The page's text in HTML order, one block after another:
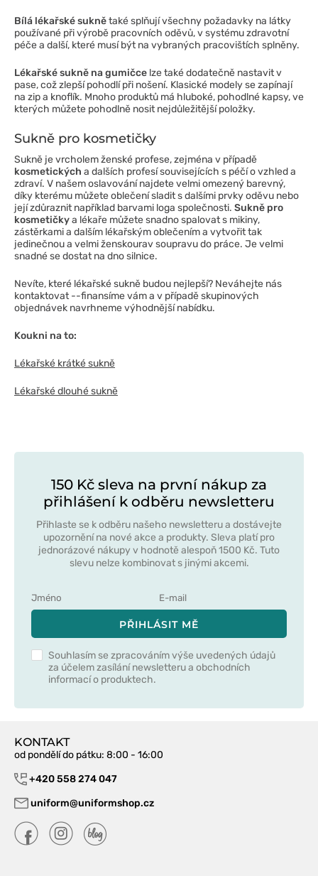
Bílá lékařské suknětaké splňují všechny požadavky na látky
používané při výrobě pracovních oděvů, v systému zdravotní
péče a další, které musí být na vybraných pracovištích splněny.
Lékařské sukně na gumičce lze také dodatečně nastavit v
pase, což zlepší pohodlí při nošení. Klasické modely se zapínají
na zip a knoflík. Mnoho produktů má hluboké, pohodlné kapsy, ve
kterých můžete pohodlně nosit nejdůležitější položky.
Sukně pro kosmetičky
Sukně je vrcholem ženské profese, zejména v případě
kosmetických a dalších profesí souvisejících s péčí o vzhled a
zdraví. V našem oslavování najdete velmi omezený barevný,
díky kterému můžete oblečení sladit s dalšími prvky oděvu nebo
její zdůraznit například barvami loga společnosti. Sukně pro
kosmetičkya lékaře můžete snadno spalovat s mikiny,
zástěrkami a dalším lékařským oblečením a vytvořit tak
jedinečnou a velmi ženskourav soupravu do práce. Je velmi
snadné se dostat na dno silnice.
Nevíte, které lékařské sukně budou nejlepší? Neváhejte nás
kontaktovat --finansíme vám a v případě skupinových
objednávek navrhneme výhodnější nabídku.
Koukni na to:
Lékařské krátké sukně
Lékařské dlouhé sukně
150 Kč sleva na první nákup za
přihlášení k odběru newsletteru
Přihlaste se k odběru našeho newsletteru a dostávejte
upozornění na nové akce a produkty. Sleva platí pro
jednorázové nákupy v hodnotě alespoň 1500 Kč. Tuto
slevu nelze kombinovat s jinými akcemi.
PŘIHLÁSIT MĚ
Souhlasím se zpracováním výše uvedených údajů
za účelem zasílání newsletteru a obchodních
informací o produktech.
KONTAKT
od pondělí do pátku: 8:00 - 16:00
+420 558 274 047
uniform@uniformshop.cz